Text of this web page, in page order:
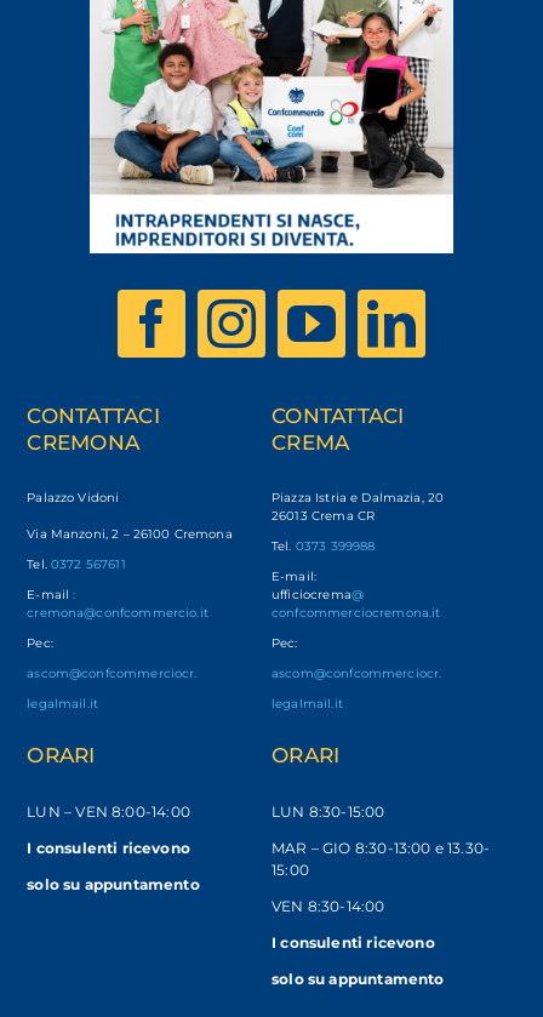
CONTATTACI
CREMONA
Palazzo Vidoni
Via Manzoni, 2 – 26100 Cremona
Tel. 0372 567611
E-mail:
cremona@confcommercio.it
Pec:
ascom@confcommerciocr.
legalmail.it
ORARI
LUN – VEN8:00-14:00
I consulenti ricevono
solosu appuntamento
CONTATTACI
CREMA
Piazza Istria e Dalmazia, 20
26013 Crema CR
Tel. 0373 399988
E-mail:
ufficiocrema@
confcommerciocremona.it
Pec:
ascom@confcommerciocr.
legalmail.it
ORARI
LUN 8:30-15:00
MAR – GIO 8:30-13:00 e 13.30-
15:00
VEN 8:30-14:00
I consulenti ricevono
solo su appuntamento